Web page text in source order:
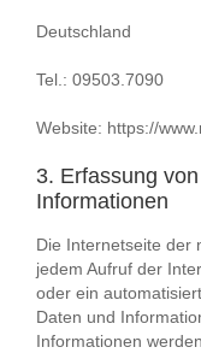
Deutschland
Tel.: 09503.7090
Website: https://
3. Erfassung
Informationen
Die Internetseite der
jedem Aufruf der
oder ein
Daten und
Informationen